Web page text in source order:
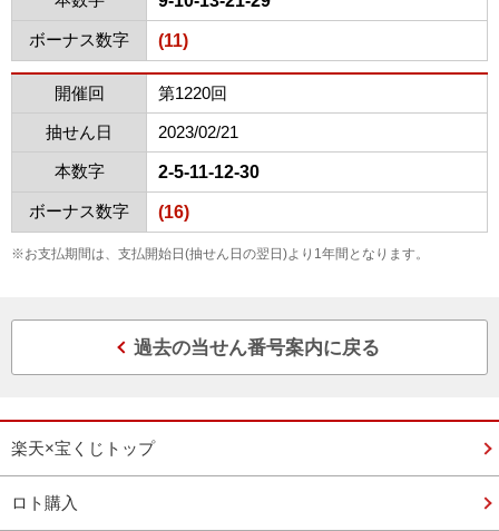
ボーナス数字 (11)
開催回 第1220回
抽せん日 2023/02/21
本数字 2-5-11-12-30
ボーナス数字 (16)
※お支払期間は、支払開始日(抽せん日の翌日)より1年間となります。
過去の当せん番号案内に戻る
楽天×宝くじトップ
ロト購入